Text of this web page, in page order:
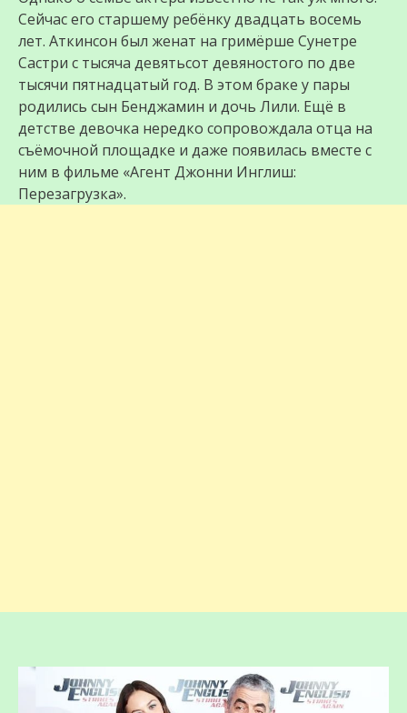
Сейчас его старшему ребёнку двадцать восемь
лет. Аткинсон был женат на гримёрше Сунетре
Састри с тысяча девятьсот девяностого по две
тысячи пятнадцатый год. В этом браке у пары
родились сын Бенджамин и дочь Лили. Ещё в
детстве девочка нередко сопровождала отца на
съёмочной площадке и даже появилась вместе с
ним в фильме «Агент Джонни Инглиш:
Перезагрузка».